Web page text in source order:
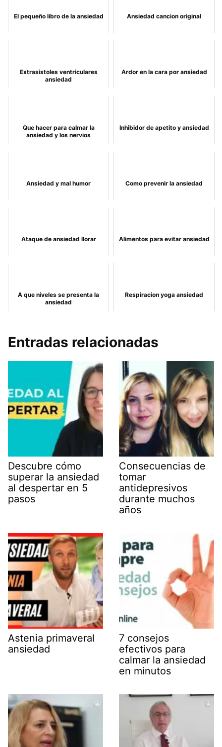
El pequeño libro de la ansiedad Ansiedad cancion original
Extrasistoles ventriculares
ansiedad
Ardor en la cara por ansiedad
Que hacer para calmar la
ansiedad y los nervios
Inhibidor de apetito y ansiedad
Ansiedad y mal humor Como prevenir la ansiedad
Ataque de ansiedad llorar Alimentos para evitar ansiedad
A que niveles se presenta la
ansiedad
Respiracion yoga ansiedad
Entradas relacionadas
Descubre cómo
superar la ansiedad
al despertar en 5
pasos
Consecuencias de
tomar
antidepresivos
durante muchos
años
Astenia primaveral
ansiedad
7 consejos
efectivos para
calmar la ansiedad
en minutos